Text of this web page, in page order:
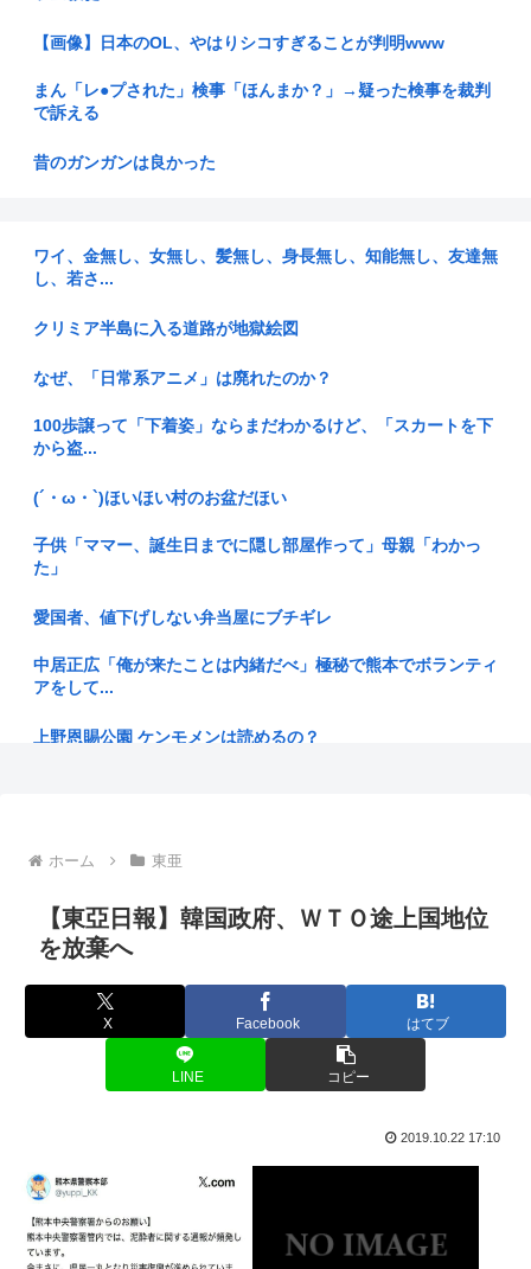
【画像】日本のOL、やはりシコすぎることが判明www
まん「レ●プされた」検事「ほんまか？」→疑った検事を裁判
で訴える
昔のガンガンは良かった
【兵庫】ドン・キホーテ露店「うなぎのかば焼き」で食中毒
炎上
ドパガキ・Z世代のせいで廃れてきた文化
トの赤ち...
【悲報】内田りこ「社会に戻りたいです」
日と...
中国人「中国アニメはすでに日本アニメを超えたのではない
か」
【動画】さり気なくおっぱい見せる女の子www
イオン爆発時「これ、死者4桁行くぞ…」「日本史上最大の事
故になる...
【静岡市】「息子が痴漢された」住宅街の路上で帰宅途中の男
子小学生...
【朝鮮再侵略、手をこまねいてはいない、軍事的選択肢だ】北
朝鮮が日...
竹田平民陛下が子供たちに「なぜ愛子さまが天皇になれないの
【判決】”主犯格”の特定少年・川口侑斗被告に「無期懲役」の
判決 ...
ワイ、金無し、女無し、髪無し、身長無し、知能無し、友達無
し、若さ...
クリミア半島に入る道路が地獄絵図
なぜ、「日常系アニメ」は廃れたのか？
100歩譲って「下着姿」ならまだわかるけど、「スカートを下
から盗...
(´・ω・`)ほいほい村のお盆だほい
子供「ママー、誕生日までに隠し部屋作って」母親「わかっ
た」
愛国者、値下げしない弁当屋にブチギレ
中居正広「俺が来たことは内緒だべ」極秘で熊本でボランティ
アをして...
上野恩賜公園 ケンモメンは読めるの？
斎藤「今...
小原ブラス、「喫煙所が減ってる」などの喫煙者の不満にピシ
ャリ 「...
か説教と...
暇空茜の臣下のなるくん(嫌儲代表)、切り刻む動画をうpする
「潔癖症」ってキスもセクロスもできないのでは？ 外食も無
理だろ。
さーて、洗濯物干すかな、洗濯バサミ「バギィ！！パラパラパ
ラパラ」
ホーム 東亜
【東亞日報】韓国政府、ＷＴＯ途上国地位
を放棄へ
X Facebook はてブ
LINE コピー
2019.10.22 17:10